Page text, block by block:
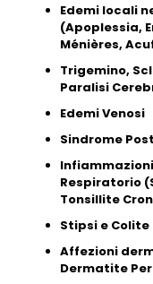
Edemi locali
(Apoplessia,
Ménières,
Trigemino,
Paralisi
Edemi Venosi
Sindrome
Respiratorio
Tonsillite
Stipsi e Colite
Affezioni
Dermatite